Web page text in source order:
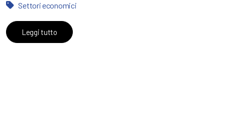
Leggi tutto
Settori economici